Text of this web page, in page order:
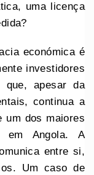
uma licença
económica é
investidores
apesar da
continua a
um dos maiores
em Angola. A
entre si,
Um caso de